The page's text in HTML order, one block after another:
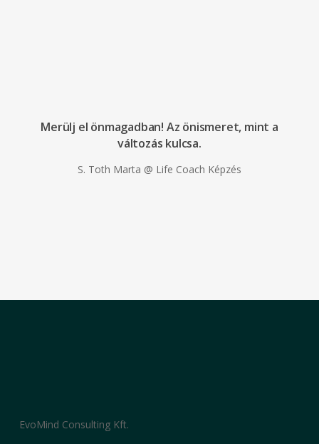
Merülj el önmagadban! Az önismeret, mint a
változás kulcsa.
S. Toth Marta @ Life Coach Képzés
EvoMind Consulting Kft.